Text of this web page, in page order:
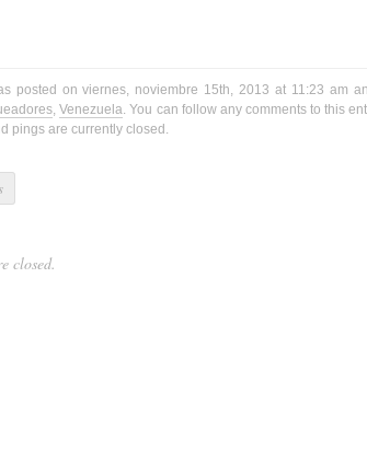
posted on viernes, noviembre 15th, 2013 at 11:23 am
,Venezuela. You can follow any comments to this
pings are currently closed.
closed.